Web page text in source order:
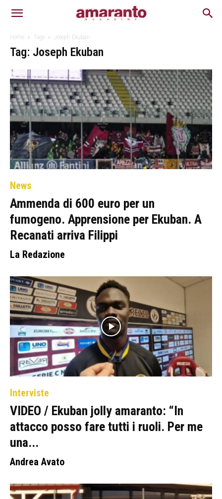
Home Tags Joseph Ekuban
Tag: Joseph Ekuban
News
Ammenda di 600 euro per un
fumogeno. Apprensione per Ekuban. A
Recanati arriva Filippi
La Redazione
Interviste
VIDEO / Ekuban jolly amaranto: “In
attacco posso fare tutti i ruoli. Per me
una...
Andrea Avato